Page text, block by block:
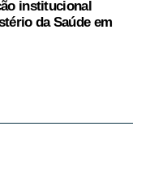
institucional
da Saúde em